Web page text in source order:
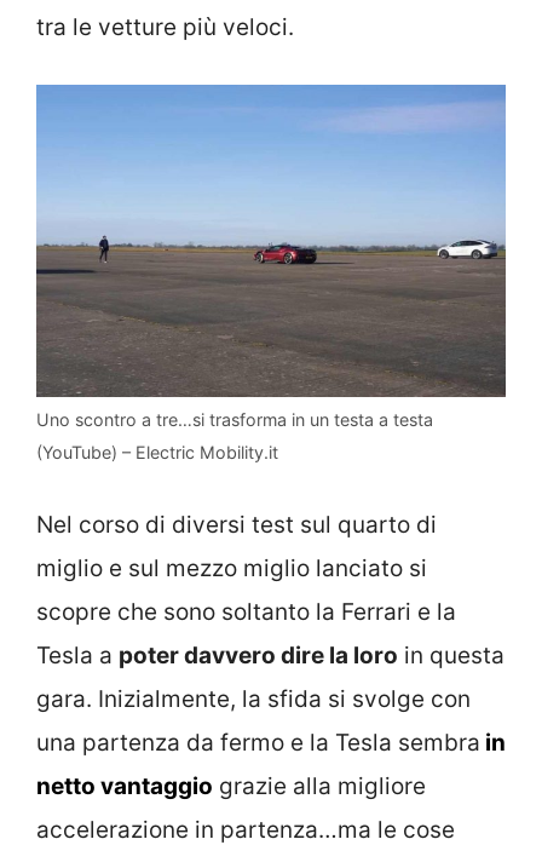
tra le vetture più veloci.
Uno scontro a tre…si trasforma in un testa a testa
(YouTube) – Electric Mobility.it
Nel corso di diversi test sul quarto di
miglio e sul mezzo miglio lanciato si
scopre che sono soltanto la Ferrari e la
Tesla a poter davvero dire la loro in questa
gara. Inizialmente, la sfida si svolge con
una partenza da fermo e la Tesla sembra in
netto vantaggio grazie alla migliore
accelerazione in partenza…ma le cose